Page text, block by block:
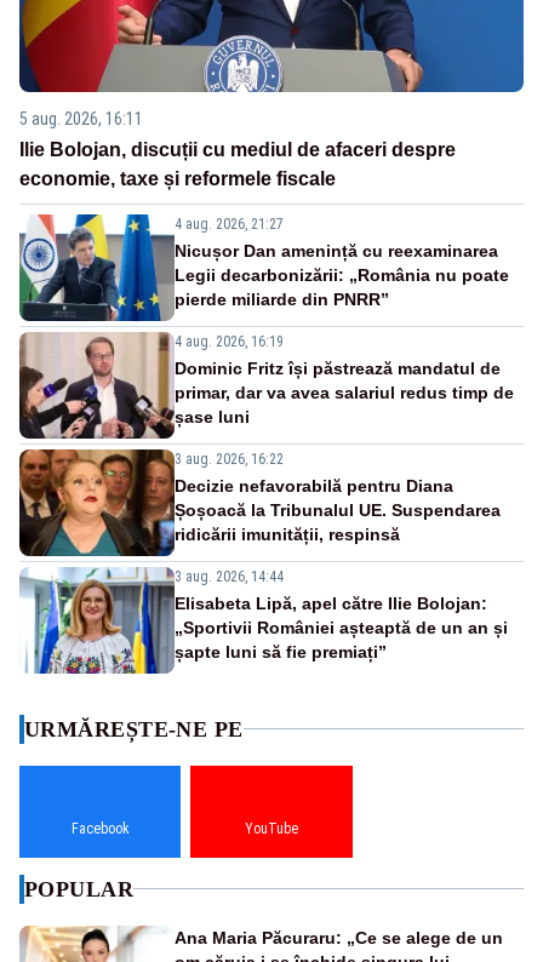
5 aug. 2026, 16:11
Ilie Bolojan, discuții cu mediul de afaceri despre
economie, taxe și reformele fiscale
4 aug. 2026, 21:27
Nicușor Dan amenință cu reexaminarea
Legii decarbonizării: „România nu poate
pierde miliarde din PNRR”
4 aug. 2026, 16:19
Dominic Fritz își păstrează mandatul de
primar, dar va avea salariul redus timp de
șase luni
3 aug. 2026, 16:22
Decizie nefavorabilă pentru Diana
Șoșoacă la Tribunalul UE. Suspendarea
ridicării imunității, respinsă
3 aug. 2026, 14:44
Elisabeta Lipă, apel către Ilie Bolojan:
„Sportivii României așteaptă de un an și
șapte luni să fie premiați”
URMĂREȘTE-NE PE
Facebook YouTube
POPULAR
Ana Maria Păcuraru: „Ce se alege de un